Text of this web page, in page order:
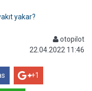
yakar?
otopilot
22.04.2022 11:46
+1